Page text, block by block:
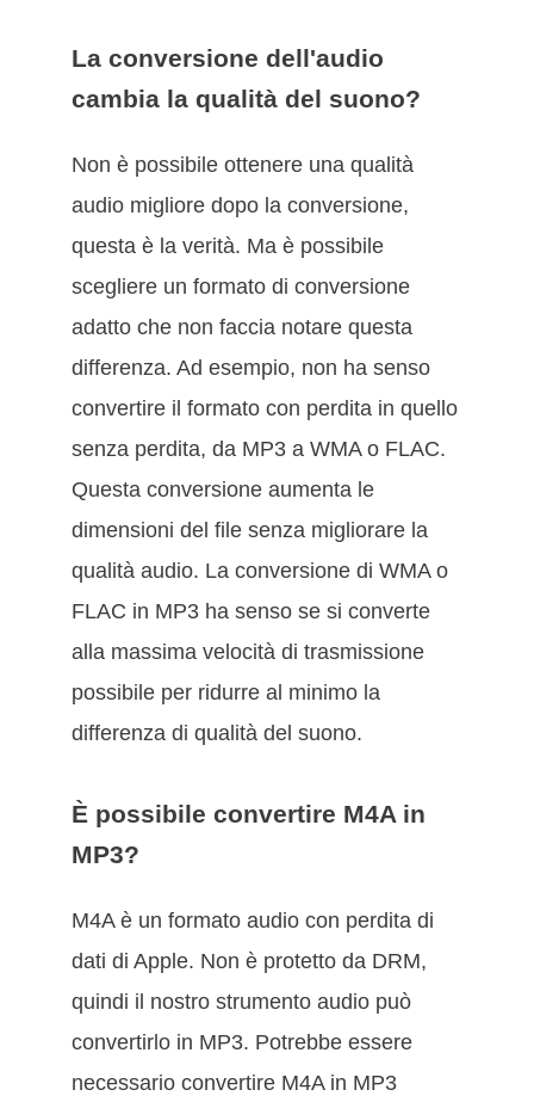
La conversione dell'audio
cambia la qualità del suono?
Non è possibile ottenere una qualità
audio migliore dopo la conversione,
questa è la verità. Ma è possibile
scegliere un formato di conversione
adatto che non faccia notare questa
differenza. Ad esempio, non ha senso
convertire il formato con perdita in quello
senza perdita, da MP3 a WMA o FLAC.
Questa conversione aumenta le
dimensioni del file senza migliorare la
qualità audio. La conversione di WMA o
FLAC in MP3 ha senso se si converte
alla massima velocità di trasmissione
possibile per ridurre al minimo la
differenza di qualità del suono.
È possibile convertire M4A in
MP3?
M4A è un formato audio con perdita di
dati di Apple. Non è protetto da DRM,
quindi il nostro strumento audio può
convertirlo in MP3. Potrebbe essere
necessario convertire M4A in MP3